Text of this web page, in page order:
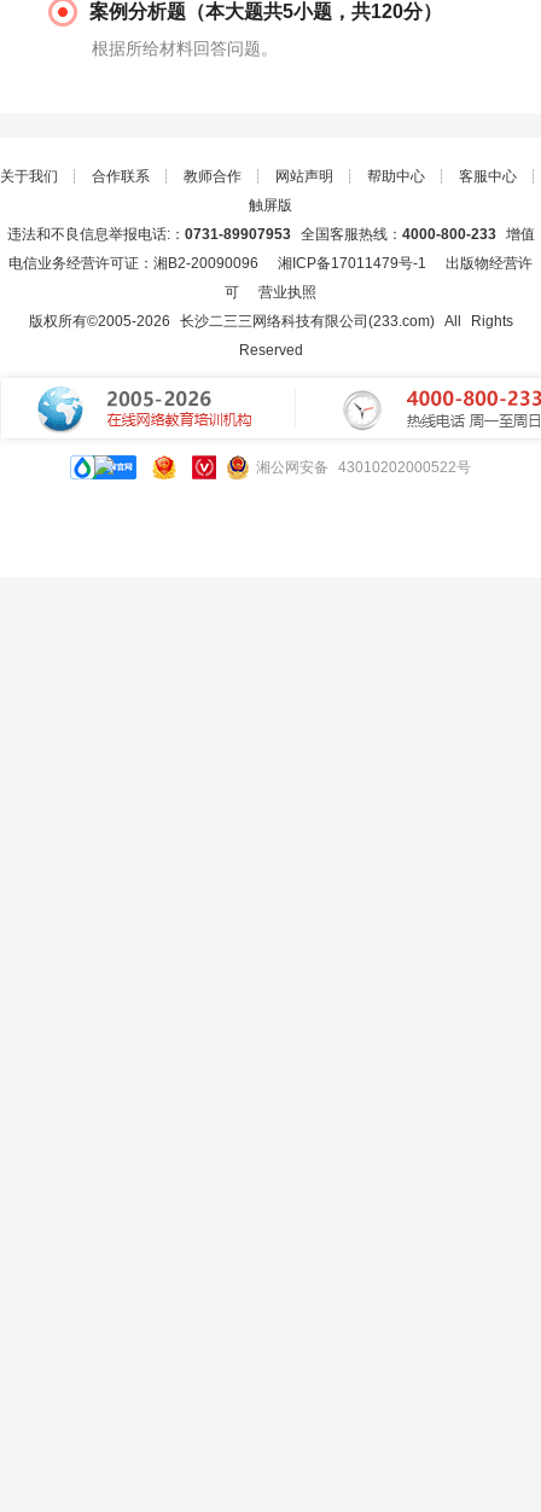
案例分析题（本大题共5小题，共120分）
根据所给材料回答问题。
关于我们 ┊ 合作联系 ┊ 教师合作 ┊ 网站声明 ┊ 帮助中心 ┊ 客服中心 ┊
触屏版
违法和不良信息举报电话:： 0731-89907953全国客服热线： 4000-800-233增值
电信业务经营许可证：湘B2-20090096 湘ICP备17011479号-1
出版物经营许
可
营业执照
版权所有©2005-2026 长沙二三三网络科技有限公司(233.com)All Rights
Reserved
湘公网安备 43010202000522号